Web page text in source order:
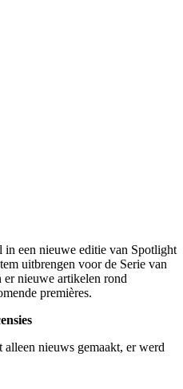
in een nieuwe editie van Spotlight
uitbrengen voor de Serie van
er nieuwe artikelen rond
premières.
nieuws gemaakt, er werd